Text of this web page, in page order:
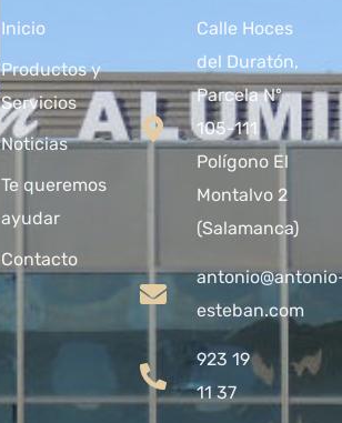
Inicio
Productos y
Servicios
Noticias
Te queremos
ayudar
Contacto
Calle Hoces
del Duratón,
Parcela Nº
105-111
Polígono El
Montalvo 2
(Salamanca)
esteban.com
923 19
11 37